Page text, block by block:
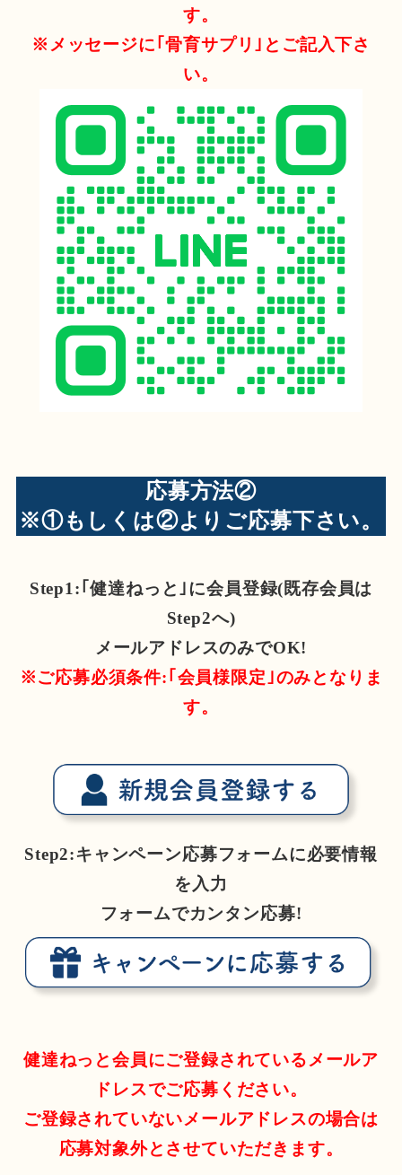
す。
※メッセージに｢骨育サプリ｣とご記入下さ
い。
応募方法②
※①もしくは②よりご応募下さい。
Step1:｢健達ねっと｣に会員登録(既存会員は
Step2へ)
メールアドレスのみでOK!
※ご応募必須条件:｢会員様限定｣のみとなりま
す。
Step2:キャンペーン応募フォームに必要情報
を入力
フォームでカンタン応募!
健達ねっと会員にご登録されているメールア
ドレスでご応募ください。
ご登録されていないメールアドレスの場合は
応募対象外とさせていただきます。